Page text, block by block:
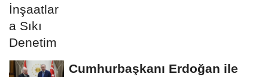
Cumhurbaşkanı Erdoğan ile